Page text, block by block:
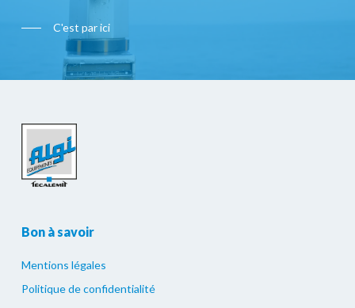
C'est par ici
Bon à savoir
Mentions légales
Politique de confidentialité